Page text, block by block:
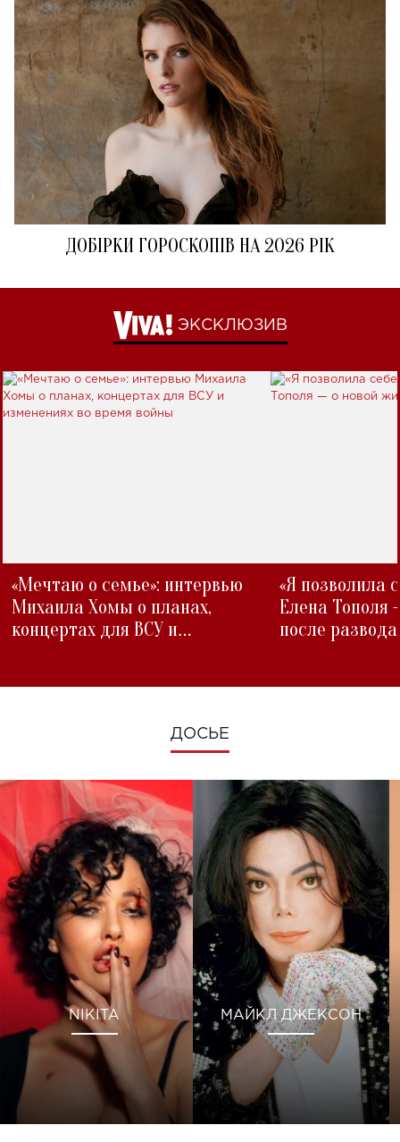
ДОБІРКИ ГОРОСКОПІВ НА 2026 РІК
ЭКСКЛЮЗИВ
«Мечтаю о семье»: интервью
Михаила Хомы о планах,
концертах для ВСУ и
«Я позволила
Елена Тополя
после развода
ДОСЬЕ
NIKITA МАЙКЛ ДЖЕКСОН